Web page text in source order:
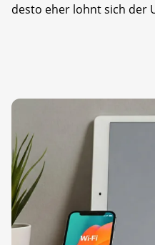
desto eher lohnt sich der